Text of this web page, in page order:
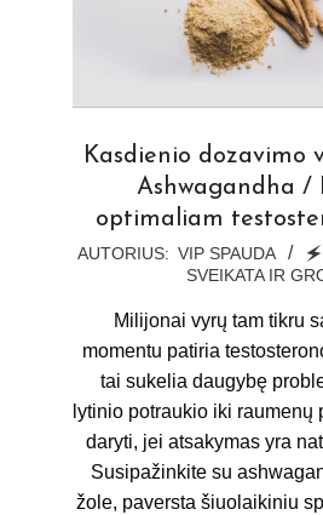
Kasdienio dozavimo
Ashwagandha /
optimaliam
2024-
AUTORIUS: VIP SPAUDA 🗲
SVEIKATA IR
Milijonai vyrų tam tikru
momentu patiria
tai sukelia daugybę
lytinio potraukio iki raumenų
daryti, jei atsakymas yra
Susipažinkite su
žole, paversta šiuolaikiniu